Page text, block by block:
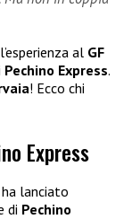
al GF
Pechino Express.
! Ecco chi
Express
ha lanciato
di Pechino